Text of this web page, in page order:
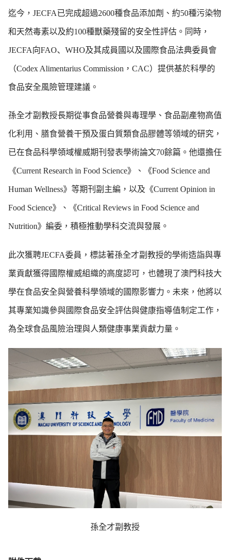
迄今，JECFA已完成超過2600種食品添加劑、約50種污染物
和天然毒素以及約100種獸藥殘留的安全性評估。同時，
JECFA向FAO、WHO及其成員國以及國際食品法典委員會
（Codex Alimentarius Commission，CAC）提供基於科學的
食品安全風險管理建議。
孫全才副教授長期從事食品營養與毒理學、食品副產物高值
化利用、膳食營養干預及蛋白質類食品膠體等領域的研究，
已在食品科學領域權威期刊發表學術論文70餘篇。他還擔任
《Current Research in Food Science》、《Food Science and
Human Wellness》等期刊副主編，以及《Current Opinion in
Food Science》、《Critical Reviews in Food Science and
Nutrition》編委，積極推動學科交流與發展。
此次獲聘JECFA委員，標誌著孫全才副教授的學術造詣與專
業貢獻獲得國際權威組織的高度認可，也體現了澳門科技大
學在食品安全與營養科學領域的國際影響力。未來，他將以
其專業知識參與國際食品安全評估與健康指導值制定工作，
為全球食品風險治理與人類健康事業貢獻力量。
孫全才副教授